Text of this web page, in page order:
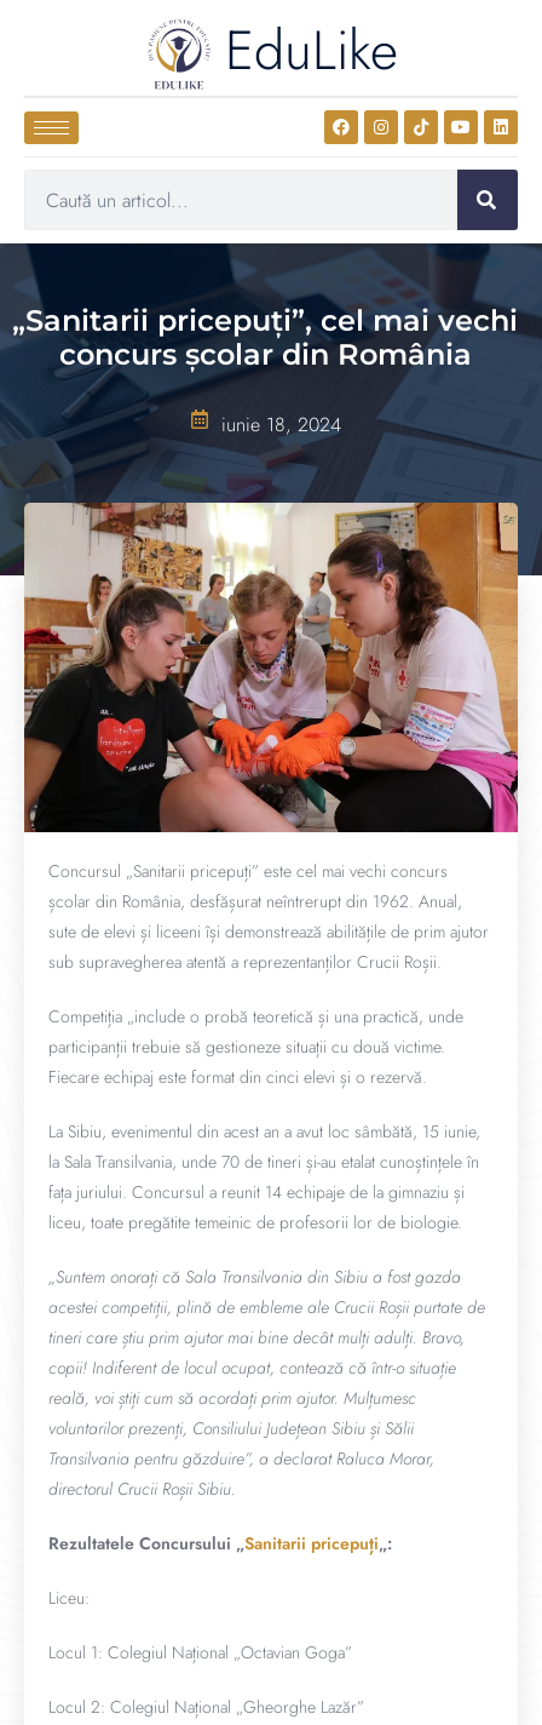
EduLike
„Sanitarii pricepuți”, cel mai vechi
concurs școlar din România
iunie 18, 2024
Concursul „Sanitarii pricepuți” este cel mai vechi concurs
școlar din România, desfășurat neîntrerupt din 1962. Anual,
sute de elevi și liceeni își demonstrează abilitățile de prim ajutor
sub supravegherea atentă a reprezentanților Crucii Roșii.
Competiția „include o probă teoretică și una practică, unde
participanții trebuie să gestioneze situații cu două victime.
Fiecare echipaj este format din cinci elevi și o rezervă.
La Sibiu, evenimentul din acest an a avut loc sâmbătă, 15 iunie,
la Sala Transilvania, unde 70 de tineri și-au etalat cunoștințele în
fața juriului. Concursul a reunit 14 echipaje de la gimnaziu și
liceu, toate pregătite temeinic de profesorii lor de biologie.
„Suntem onorați că Sala Transilvania din Sibiu a fost gazda
acestei competiții, plină de embleme ale Crucii Roșii purtate de
tineri care știu prim ajutor mai bine decât mulți adulți. Bravo,
copii! Indiferent de locul ocupat, contează că într-o situație
reală, voi știți cum să acordați prim ajutor. Mulțumesc
voluntarilor prezenți, Consiliului Județean Sibiu și Sălii
Transilvania pentru găzduire”, a declarat Raluca Morar,
directorul Crucii Roșii Sibiu.
Rezultatele Concursului „Sanitarii pricepuți„:
Liceu:
Locul 1: Colegiul Național „Octavian Goga”
Locul 2: Colegiul Național „Gheorghe Lazăr”